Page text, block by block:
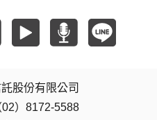
股份有限公司
）8172-5588